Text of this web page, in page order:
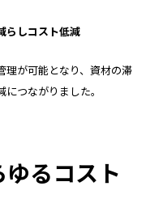
らしコスト低減
理が可能となり、資材の滞
つながりました。
るコスト